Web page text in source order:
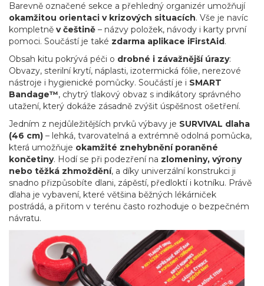
Barevně označené sekce a přehledný organizér umožňují
okamžitou orientaci v krizových situacích. Vše je navíc
kompletně v češtině – názvy položek, návody i karty první
pomoci. Součástí je také zdarma aplikace iFirstAid.
Obsah kitu pokrývá péči o drobné i závažnější úrazy:
Obvazy, sterilní krytí, náplasti, izotermická fólie, nerezové
nástroje i hygienické pomůcky. Součástí je i SMART
Bandage™, chytrý tlakový obvaz s indikátory správného
utažení, který dokáže zásadně zvýšit úspěšnost ošetření.
Jedním z nejdůležitějších prvků výbavy je SURVIVAL dlaha
(46 cm) – lehká, tvarovatelná a extrémně odolná pomůcka,
která umožňuje okamžité znehybnění poraněné
končetiny. Hodí se při podezření na zlomeniny, výrony
nebo těžká zhmoždění, a díky univerzální konstrukci ji
snadno přizpůsobíte dlani, zápěstí, předloktí i kotníku. Právě
dlaha je vybavení, které většina běžných lékárniček
postrádá, a přitom v terénu často rozhoduje o bezpečném
návratu.